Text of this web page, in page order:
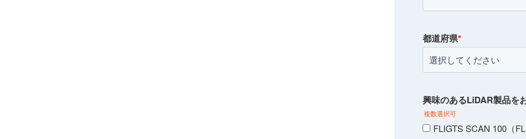
都道府県*
興味のあるLiDAR製品を
複数選択可
FLIGTS SCAN 100（